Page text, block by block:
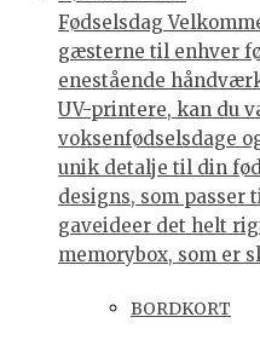
Fødselsdag
gæsterne til enhver
enestående
UV-printere, kan du
voksenfødselsdage
unik detalje til din
designs, som
gaveideer det helt
memorybox, som er
BORDKORT